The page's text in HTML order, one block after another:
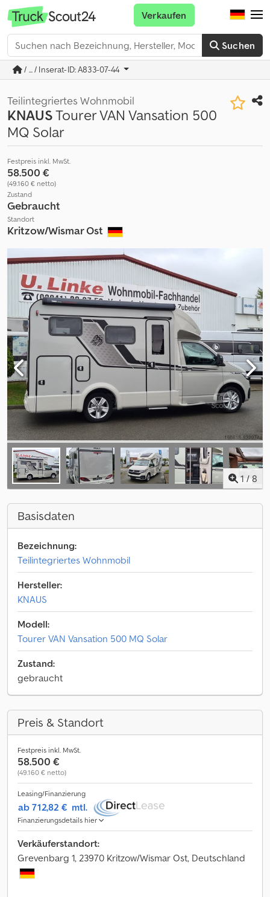
Suchen
Verkaufen
/ ... / Inserat-ID: A833-07-44
Teilintegriertes Wohnmobil
KNAUSTourer VAN Vansation 500
MQ Solar
Festpreis inkl. MwSt.
58.500 €
(49.160 € netto)
Zustand
Gebraucht
Standort
Kritzow/Wismar Ost
1 / 8
Basisdaten
Bezeichnung:
Teilintegriertes Wohnmobil
Hersteller:
KNAUS
Modell:
Tourer VAN Vansation 500 MQ Solar
Zustand:
gebraucht
Preis & Standort
Festpreis inkl. MwSt.
58.500 €
(49.160 € netto)
Leasing/Finanzierung
ab 712,82 € mtl.
Finanzierungsdetails hier
Verkäuferstandort:
Grevenbarg 1, 23970 Kritzow/Wismar Ost, Deutschland